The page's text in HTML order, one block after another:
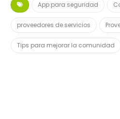
App para seguridad
proveedores de servicios
Tips para mejorar la comunidad